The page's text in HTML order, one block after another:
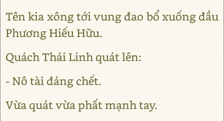
Tên kia xông tới vung đao bổ xuống đầu
Phương Hiếu Hữu.
Quách Thái Linh quát lên:
- Nô tài đáng chết.
Vừa quát vừa phất mạnh tay.